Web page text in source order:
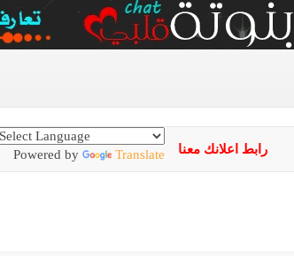
رابط اعلانك معنا Powered by Translate